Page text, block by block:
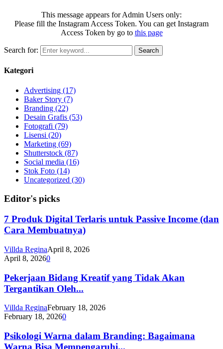
This message appears for Admin Users only:
Please fill the Instagram Access Token. You can get Instagram
Access Token by go to this page
Search for: Search
Kategori
Advertising (17)
Baker Story (7)
Branding (22)
Desain Grafis (53)
Fotografi (79)
Lisensi (20)
Marketing (69)
Shutterstock (87)
Social media (16)
Stok Foto (14)
Uncategorized (30)
Editor's picks
7 Produk Digital Terlaris untuk Passive Income (dan
Cara Membuatnya)
Villda ReginaApril 8, 2026
April 8, 20260
Pekerjaan Bidang Kreatif yang Tidak Akan
Tergantikan Oleh...
Villda ReginaFebruary 18, 2026
February 18, 20260
Psikologi Warna dalam Branding: Bagaimana
Warna Bisa Mempengaruhi...